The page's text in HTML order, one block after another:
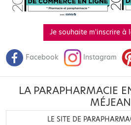
Je souhaite m'inscrire à
Facebook Instagram
LA PARAPHARMACIE
MÉJEAN
LE SITE DE